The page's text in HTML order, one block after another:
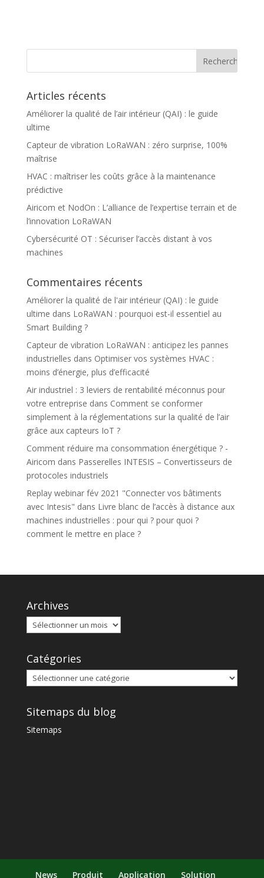
Articles récents
Améliorer la qualité de l’air intérieur (QAI) : le guide
ultime
Capteur de vibration LoRaWAN : zéro surprise, 100%
maîtrise
HVAC : maîtriser les coûts grâce à la maintenance
prédictive
Airicom et NodOn : L’alliance de l’expertise terrain et de
l’innovation LoRaWAN
Cybersécurité OT : Sécuriser l’accès distant à vos
machines
Commentaires récents
Améliorer la qualité de l'air intérieur (QAI) : le guide
ultime dans LoRaWAN : pourquoi est-il essentiel au
Smart Building ?
Capteur de vibration LoRaWAN : anticipez les pannes
industrielles dans Optimiser vos systèmes HVAC :
moins d’énergie, plus d’efficacité
Air industriel : 3 leviers de rentabilité méconnus pour
votre entreprise dans Comment se conformer
simplement à la réglementations sur la qualité de l’air
grâce aux capteurs IoT ?
Comment réduire ma consommation énergétique ? -
Airicom dans Passerelles INTESIS – Convertisseurs de
protocoles industriels
Replay webinar fév 2021 "Connecter vos bâtiments
avec Intesis" dans Livre blanc de l’accès à distance aux
machines industrielles : pour qui ? pour quoi ?
comment le mettre en place ?
Archives
Catégories
Sitemaps du blog
Sitemaps
News Produit Application Solution